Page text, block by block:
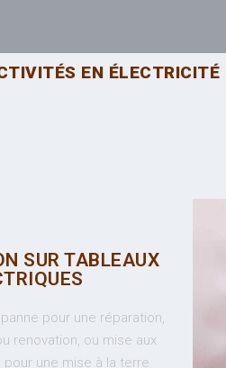
EN ÉLECTRICITÉ
SUR TABLEAUX
pour une réparation,
renovation, ou mise aux
une mise à la terre